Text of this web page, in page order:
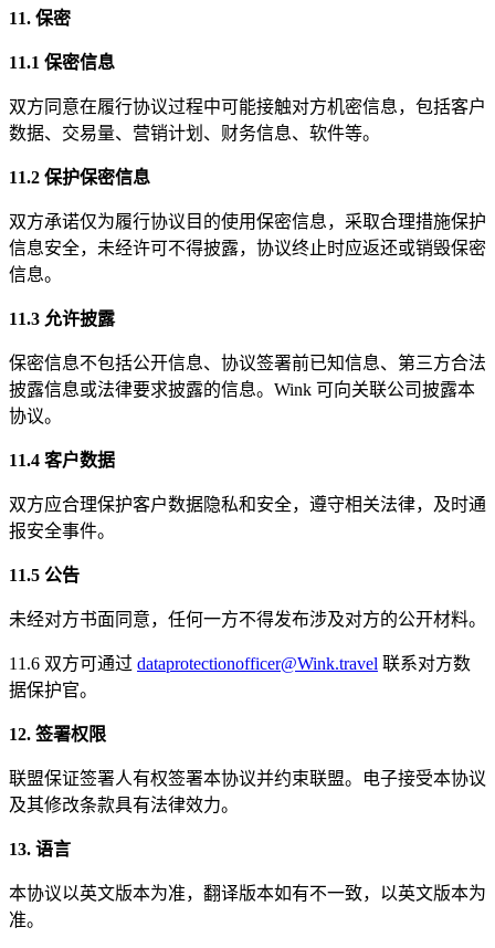
11. 保密
11.1 保密信息
双方同意在履行协议过程中可能接触对方机密信息，包括客户
数据、交易量、营销计划、财务信息、软件等。
11.2 保护保密信息
双方承诺仅为履行协议目的使用保密信息，采取合理措施保护
信息安全，未经许可不得披露，协议终止时应返还或销毁保密
信息。
11.3 允许披露
保密信息不包括公开信息、协议签署前已知信息、第三方合法
披露信息或法律要求披露的信息。Wink 可向关联公司披露本
协议。
11.4 客户数据
双方应合理保护客户数据隐私和安全，遵守相关法律，及时通
报安全事件。
11.5 公告
未经对方书面同意，任何一方不得发布涉及对方的公开材料。
11.6 双方可通过 dataprotectionofficer@Wink.travel 联系对方数
据保护官。
12. 签署权限
联盟保证签署人有权签署本协议并约束联盟。电子接受本协议
及其修改条款具有法律效力。
13. 语言
本协议以英文版本为准，翻译版本如有不一致，以英文版本为
准。